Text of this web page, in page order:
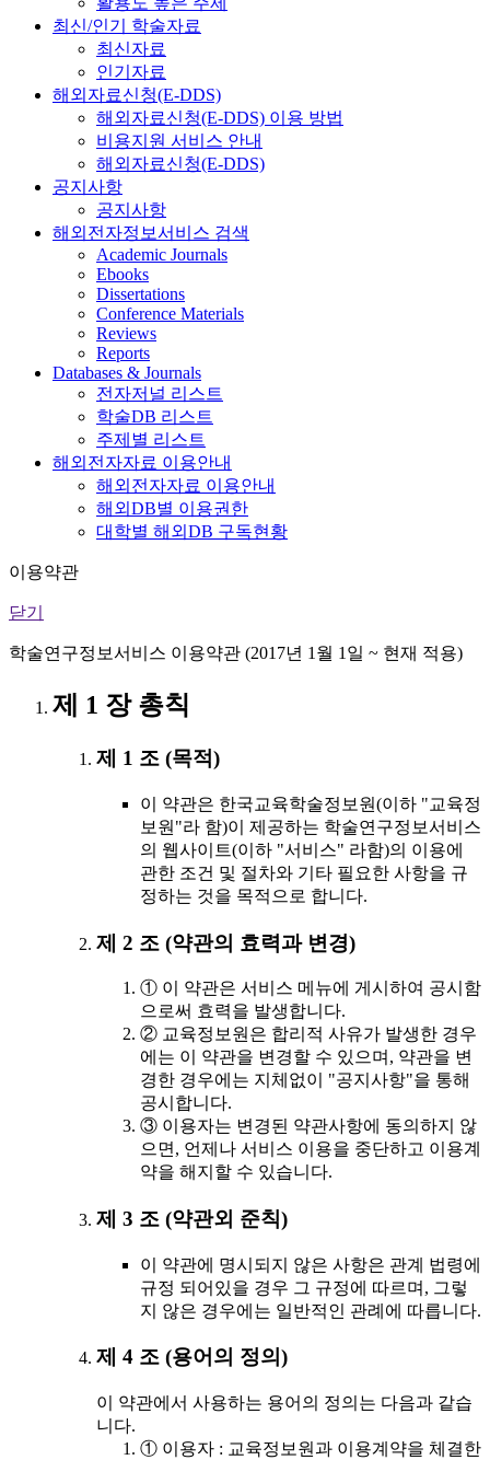
최신/인기 학술자료
최신자료
인기자료
해외자료신청(E-DDS)
해외자료신청(E-DDS) 이용 방법
비용지원 서비스 안내
해외자료신청(E-DDS)
공지사항
공지사항
해외전자정보서비스 검색
Academic Journals
Ebooks
Dissertations
Conference Materials
Reviews
Reports
Databases & Journals
전자저널 리스트
학술DB 리스트
주제별 리스트
해외전자자료 이용안내
해외전자자료 이용안내
해외DB별 이용권한
대학별 해외DB 구독현황
이용약관
닫기
학술연구정보서비스 이용약관 (2017년 1월 1일 ~ 현재 적용)
제 1 장 총칙
제 1 조 (목적)
이 약관은 한국교육학술정보원(이하 "교육정
보원"라 함)이 제공하는 학술연구정보서비스
의 웹사이트(이하 "서비스" 라함)의 이용에
관한 조건 및 절차와 기타 필요한 사항을 규
정하는 것을 목적으로 합니다.
제 2 조 (약관의 효력과 변경)
① 이 약관은 서비스 메뉴에 게시하여 공시함
으로써 효력을 발생합니다.
② 교육정보원은 합리적 사유가 발생한 경우
에는 이 약관을 변경할 수 있으며, 약관을 변
경한 경우에는 지체없이 "공지사항"을 통해
공시합니다.
③ 이용자는 변경된 약관사항에 동의하지 않
으면, 언제나 서비스 이용을 중단하고 이용계
약을 해지할 수 있습니다.
제 3 조 (약관외 준칙)
이 약관에 명시되지 않은 사항은 관계 법령에
규정 되어있을 경우 그 규정에 따르며, 그렇
지 않은 경우에는 일반적인 관례에 따릅니다.
제 4 조 (용어의 정의)
이 약관에서 사용하는 용어의 정의는 다음과 같습
니다.
① 이용자 : 교육정보원과 이용계약을 체결한